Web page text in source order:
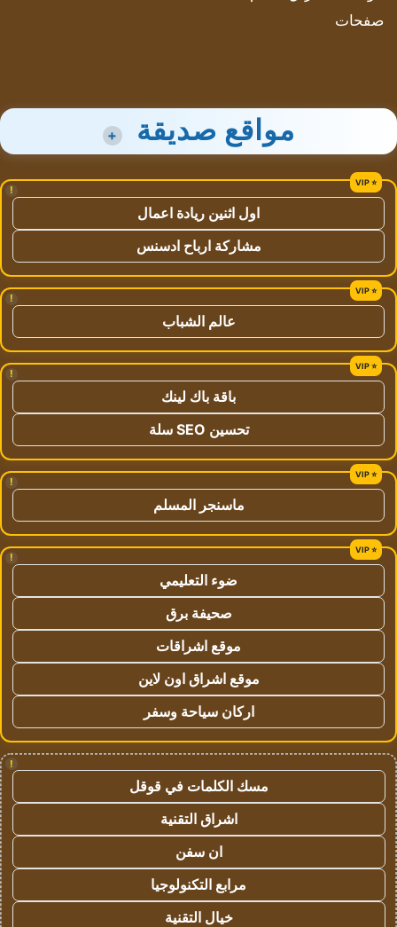
صفحات
مواقع صديقة +
!
اول اثنين ريادة اعمال
مشاركة ارباح ادسنس
!
عالم الشباب
!
باقة باك لينك
تحسين SEO سلة
!
ماسنجر المسلم
!
ضوء التعليمي
صحيفة برق
موقع اشراقات
موقع اشراق اون لاين
اركان سياحة وسفر
!
مسك الكلمات في قوقل
اشراق التقنية
ان سفن
مرابع التكنولوجيا
خيال التقنية